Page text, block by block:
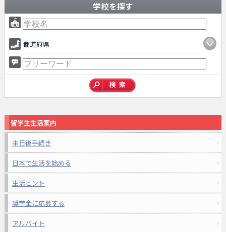
学校を探す
都道府県
留学生生活案内
来日後手続き
日本で生活を始める
生活ヒント
奨学金に応募する
アルバイト